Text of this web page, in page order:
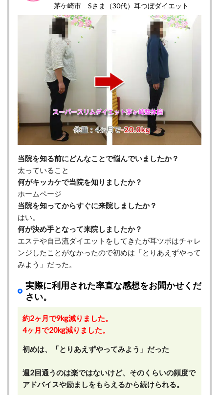
茅ケ崎市 Sさま（30代）耳つぼダイエット
当院を知る前にどんなことで悩んでいましたか？
太っていること
何がキッカケで当院を知りましたか？
ホームページ
当院を知ってからすぐに来院しましたか？
はい。
何が決め手となって来院しましたか？
エステや自己流ダイエットをしてきたが耳ツボはチャレ
ンジしたことがなかったので初めは「とりあえずやって
みよう」だった。
実際に利用された率直な感想をお聞かせくだ
さい。
約2ヶ月で9kg減りました。
4ヶ月で20kg減りました。
初めは、「とりあえずやってみよう」だった
週2回通うのは楽ではないけど、そのくらいの頻度で
アドバイスや励ましをもらえるから続けられる。